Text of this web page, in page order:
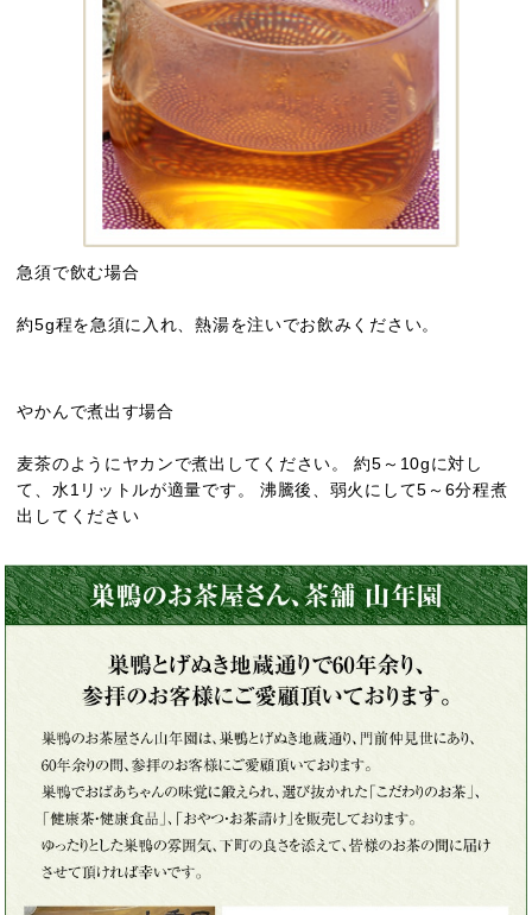
急須で飲む場合
約5g程を急須に入れ、熱湯を注いでお飲みください。
やかんで煮出す場合
麦茶のようにヤカンで煮出してください。 約5～10gに対し
て、水1リットルが適量です。 沸騰後、弱火にして5～6分程煮
出してください